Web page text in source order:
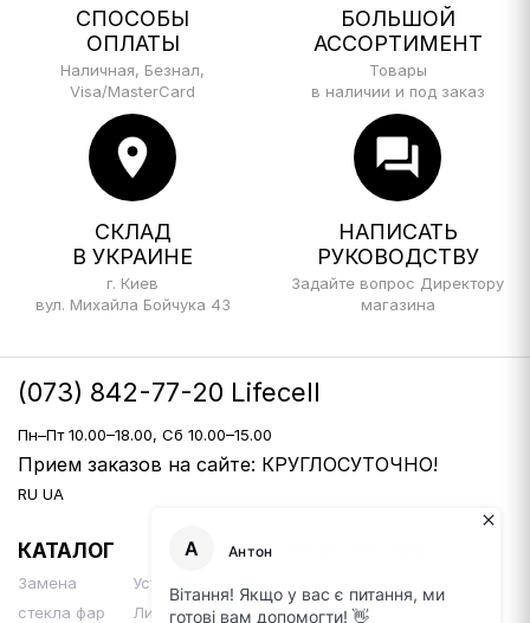
СПОСОБЫ
ОПЛАТЫ
Наличная, Безнал,
Visa/MasterCard
БОЛЬШОЙ
АССОРТИМЕНТ
Товары
в наличии и под заказ
location_on
СКЛАД
В УКРАИНЕ
г. Киев
вул. Михайла Бойчука 43
forum
НАПИСАТЬ
РУКОВОДСТВУ
Задайте вопрос Директору
магазина
(073) 842-77-20 Lifecell
Пн–Пт 10.00–18.00, Сб 10.00–15.00
Прием заказов на сайте: КРУГЛОСУТОЧНО!
RU UA
КАТАЛОГ
Замена
стекла фар
Установка Би-
Линз
Контакты